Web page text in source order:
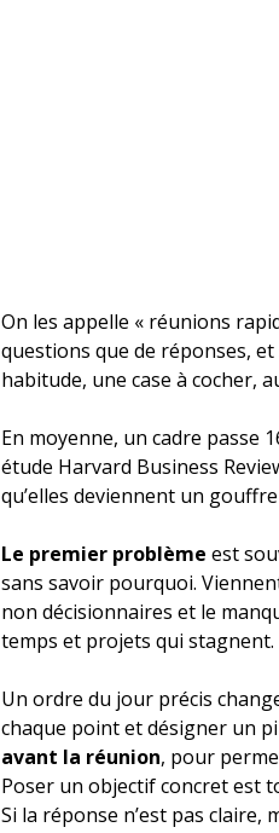
On les appelle « réunions
questions que de réponses,
habitude, une case à cocher,
En moyenne, un cadre passe
étude Harvard Business
qu’elles deviennent un
Le premier problème est
sans savoir pourquoi.
non décisionnaires et le
temps et projets qui stagnent.
Un ordre du jour précis
chaque point et désigner un
avant la réunion, pour
Poser un objectif concret est
Si la réponse n’est pas